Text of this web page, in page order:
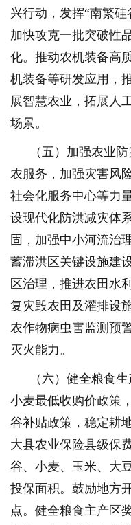
兴行动，发挥“南繁硅
加快攻克一批突破性
化。推动农机装备高
机装备等研发应用，
展智慧农业，拓展人
场景。
（五）加强农业
农服务，加强灾害风
社会化服务中心等力
设现代化防洪减灾体
固，加强中小河流治
蓄滞洪区关键设施建
区治理，推进农田水
复灾毁农田及灌排设
农作物病虫害监测预
灭火能力。
（六）健全粮食
小麦最低收购价政策
谷补贴政策，稳定耕
大县农业保险县级保
谷、小麦、玉米、大
投保面积。鼓励地方
点。健全粮食主产区